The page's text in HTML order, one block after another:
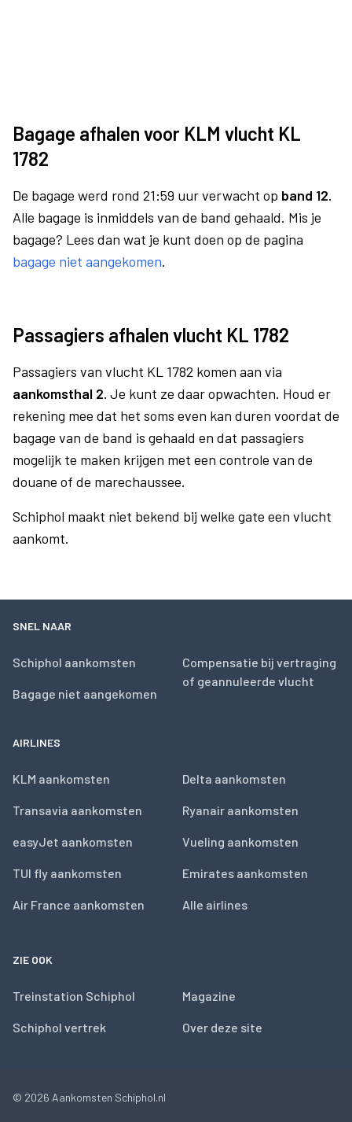
Bagage afhalen voor KLM vlucht KL
1782
De bagage werd rond 21:59 uur verwacht op band 12.
Alle bagage is inmiddels van de band gehaald. Mis je
bagage? Lees dan wat je kunt doen op de pagina
bagage niet aangekomen.
Passagiers afhalen vlucht KL 1782
Passagiers van vlucht KL 1782 komen aan via
aankomsthal 2. Je kunt ze daar opwachten. Houd er
rekening mee dat het soms even kan duren voordat de
bagage van de band is gehaald en dat passagiers
mogelijk te maken krijgen met een controle van de
douane of de marechaussee.
Schiphol maakt niet bekend bij welke gate een vlucht
aankomt.
SNEL NAAR
Schiphol aankomsten
Bagage niet aangekomen
Compensatie bij vertraging
of geannuleerde vlucht
AIRLINES
KLM aankomsten
Transavia aankomsten
easyJet aankomsten
TUI fly aankomsten
Air France aankomsten
Delta aankomsten
Ryanair aankomsten
Vueling aankomsten
Emirates aankomsten
Alle airlines
ZIE OOK
Treinstation Schiphol
Schiphol vertrek
Magazine
Over deze site
© 2026 Aankomsten Schiphol.nl